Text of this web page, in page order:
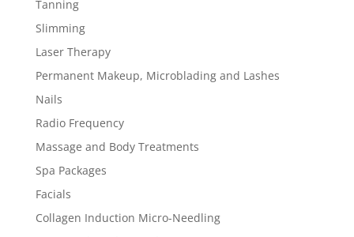
Tanning
Slimming
Laser Therapy
Permanent Makeup, Microblading and Lashes
Nails
Radio Frequency
Massage and Body Treatments
Spa Packages
Facials
Collagen Induction Micro-Needling